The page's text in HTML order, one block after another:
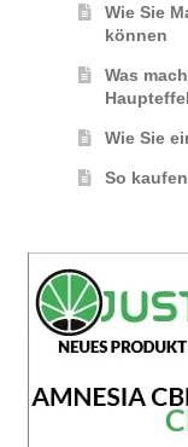
Wie Sie
können
Was
Wie Sie
So